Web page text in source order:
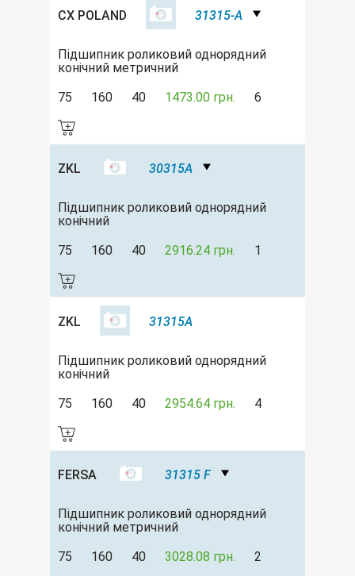
CX POLAND 31315-A
Підшипник роликовий однорядний
конічний метричний
75
160 40 1473.00 грн. 6
ZKL 30315A
Підшипник роликовий однорядний
конічний
75
160 40 2916.24 грн. 1
ZKL 31315A
Підшипник роликовий однорядний
конічний
75
160 40 2954.64 грн. 4
FERSA 31315 F
Підшипник роликовий однорядний
конічний метричний
75
160 40 3028.08 грн. 2